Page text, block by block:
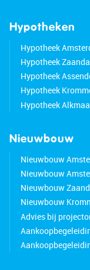
Hypotheken
Hypotheek
Hypotheek
Hypotheek
Hypotheek
Hypotheek
Nieuwbouw
Nieuwbouw
Nieuwbouw
Nieuwbouw
Nieuwbouw
Advies bij